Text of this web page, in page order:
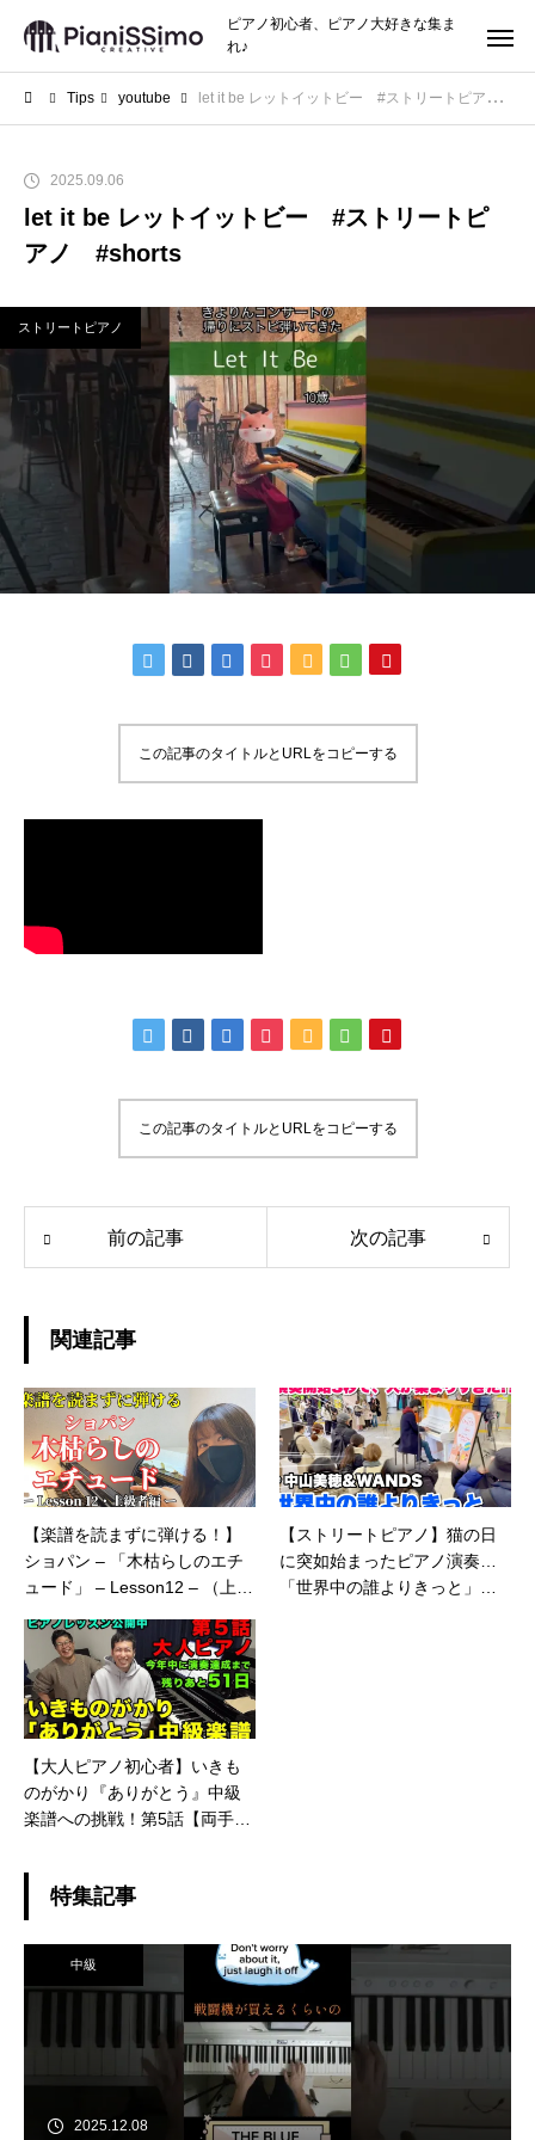
ピアノ初心者、ピアノ大好きな集ま
れ♪
Tips youtube let it be レットイットビー #ストリートピアノ #shorts
2025.09.06
let it be レットイットビー #ストリートピ
アノ #shorts
ストリートピアノ
この記事のタイトルとURLをコピーする
この記事のタイトルとURLをコピーする
前の記事 次の記事
関連記事
【楽譜を読まずに弾ける！】
ショパン – 「木枯らしのエチ
ュード」 – Lesson12 – （上級
de in A minor, Op.25 No.11）
【ストリートピアノ】猫の日
に突如始まったピアノ演奏…
「世界中の誰よりきっと」で
【大人ピアノ初心者】いきも
のがかり『ありがとう』中級
楽譜への挑戦！第5話【両手の
特集記事
中級
2025.12.08